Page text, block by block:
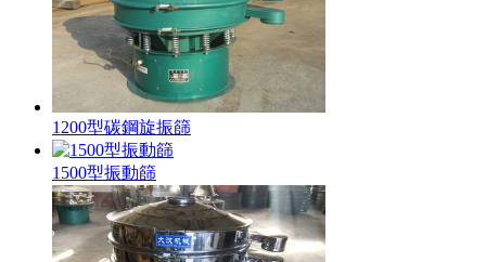
1200型碳鋼旋振篩
1500型振動篩